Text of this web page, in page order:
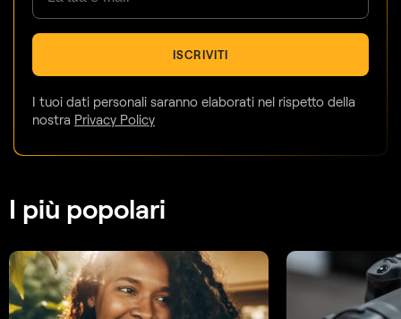
ISCRIVITI
I tuoi dati personali saranno elaborati nel rispetto della
nostra Privacy Policy
I più popolari